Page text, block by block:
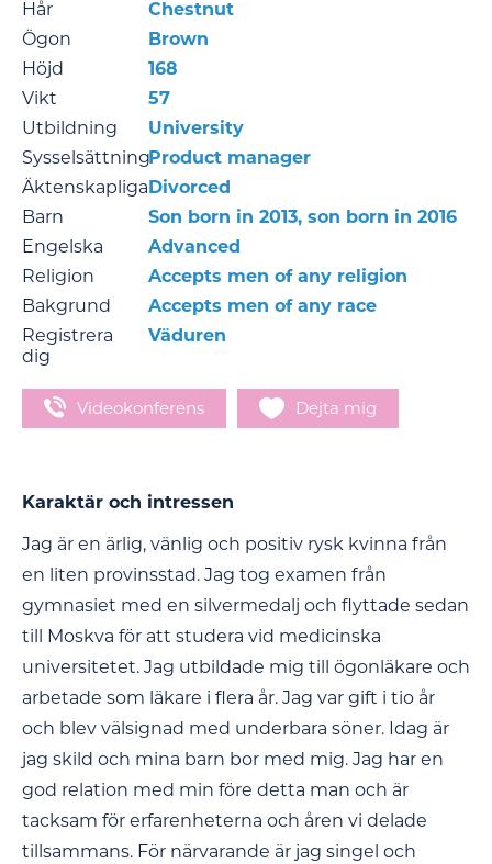
Hår
Chestnut
Ögon
Brown
Höjd
168
Vikt
57
Utbildning
University
SysselsättningProduct manager
ÄktenskapligaDivorced
Barn
Son born in 2013, son born in 2016
Engelska
Advanced
Religion
Accepts men of any religion
Bakgrund
Accepts men of any race
Registrera
dig
Väduren
Videokonferens Dejta mig
Karaktär och intressen
Jag är en ärlig, vänlig och positiv rysk kvinna från
en liten provinsstad. Jag tog examen från
gymnasiet med en silvermedalj och flyttade sedan
till Moskva för att studera vid medicinska
universitetet. Jag utbildade mig till ögonläkare och
arbetade som läkare i flera år. Jag var gift i tio år
och blev välsignad med underbara söner. Idag är
jag skild och mina barn bor med mig. Jag har en
god relation med min före detta man och är
tacksam för erfarenheterna och åren vi delade
tillsammans. För närvarande är jag singel och